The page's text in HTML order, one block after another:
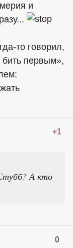
и
то говорил,
бить первым»,
+1
А кто
0